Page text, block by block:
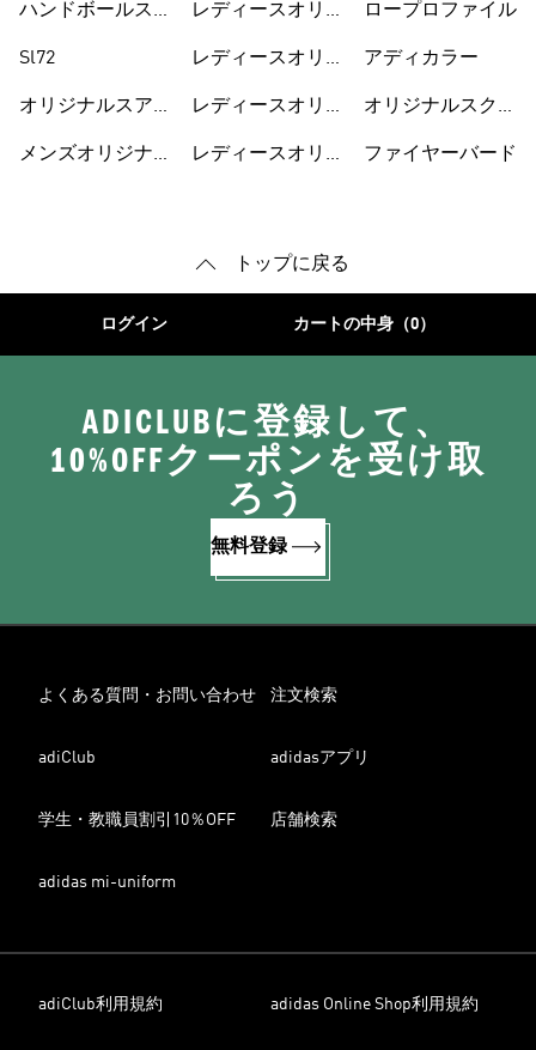
ハンドボールスペ
Sl72
オリジナルスアク
メンズオリジナル
レディースオリジ
レディースオリジ
レディースオリジ
レディースオリジ
ロープロファイル
アディカラー
オリジナルスクラ
ファイヤーバード
トップに戻る
ログイン カートの中身（0）
ADICLUBに登録して、
10%OFFクーポンを受け取
ろう
無料登録
よくある質問・お問い合わせ 注文検索
adiClub adidasアプリ
学生・教職員割引10％OFF 店舗検索
adidas mi-uniform
adiClub利用規約 adidas Online Shop利用規約